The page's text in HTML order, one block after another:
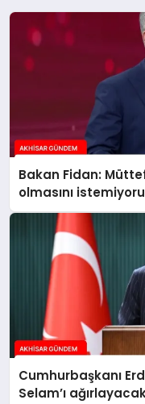
Bakan Fidan:
olmasını
Cumhurbaşkanı
Selam’ı